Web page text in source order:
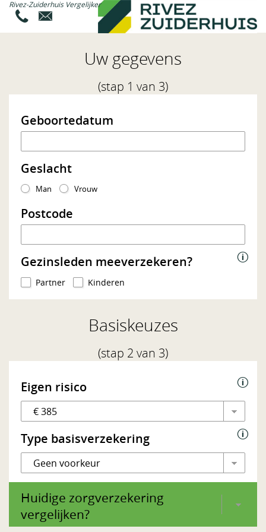
Rivez-Zuiderhuis Vergelijker
U maakt gebruikt van een oude versie van
Internet Explorer.
Onze website is geoptimaliseerd voor Internet
Explorer 10 en hoger. Wij raden u aan uw browser te
upgraden naar de laatste versie.
Waarom u zou moeten upgraden?
Sneller
Of installeer Firefox
Uw gegevens
(stap 1 van 3)
Geboortedatum
Geslacht
Man Vrouw
Postcode
Gezinsleden meeverzekeren?
Partner Kinderen
Basiskeuzes
(stap 2 van 3)
Eigen risico
Type basisverzekering
Huidige zorgverzekering
vergelijken?